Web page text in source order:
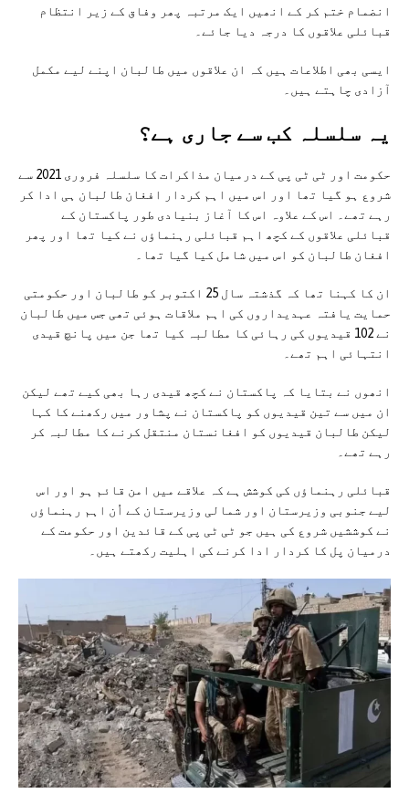
انضمام ختم کر کے انھیں ایک مرتبہ پھر وفاق کے زیر انتظام
قبائلی علاقوں کا درجہ دیا جائے۔
ایسی بھی اطلاعات ہیں کہ ان علاقوں میں طالبان اپنے لیے مکمل
آزادی چاہتے ہیں۔
یہ سلسلہ کب سے جاری ہے؟
حکومت اور ٹی ٹی پی کے درمیان مذاکرات کا سلسلہ فروری 2021 سے
شروع ہو گیا تھا اور اس میں اہم کردار افغان طالبان ہی ادا کر
رہے تھے۔ اس کے علاوہ اس کا آغاز بنیادی طور پاکستان کے
قبائلی علاقوں کے کچھ اہم قبائلی رہنماؤں نے کیا تھا اور پھر
افغان طالبان کو اس میں شامل کیا گیا تھا۔
ان کا کہنا تھا کہ گذشتہ سال 25 اکتوبر کو طالبان اور حکومتی
حمایت یافتہ عہدیداروں کی اہم ملاقات ہوئی تھی جس میں طالبان
نے 102 قیدیوں کی رہائی کا مطالبہ کیا تھا جن میں پانچ قیدی
انتہائی اہم تھے۔
انھوں نے بتایا کہ پاکستان نے کچھ قیدی رہا بھی کیے تھے لیکن
ان میں سے تین قیدیوں کو پاکستان نے پشاور میں رکھنے کا کہا
لیکن طالبان قیدیوں کو افغانستان منتقل کرنے کا مطالبہ کر
رہے تھے۔
قبائلی رہنماؤں کی کوشش ہے کہ علاقے میں امن قائم ہو اور اس
لیے جنوبی وزیرستان اور شمالی وزیرستان کے اُن اہم رہنماؤں
نے کوششیں شروع کی ہیں جو ٹی ٹی پی کے قائدین اور حکومت کے
درمیان پل کا کردار ادا کرنے کی اہلیت رکھتے ہیں۔